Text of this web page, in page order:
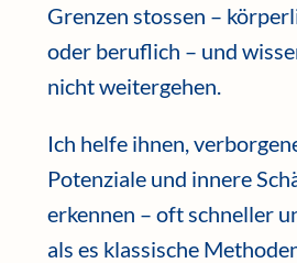
Grenzen stossen –
oder beruflich – und
nicht weitergehen.
Ich helfe ihnen,
Potenziale und innere
erkennen – oft schneller
als es klassische